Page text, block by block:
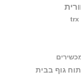
גוף בבית